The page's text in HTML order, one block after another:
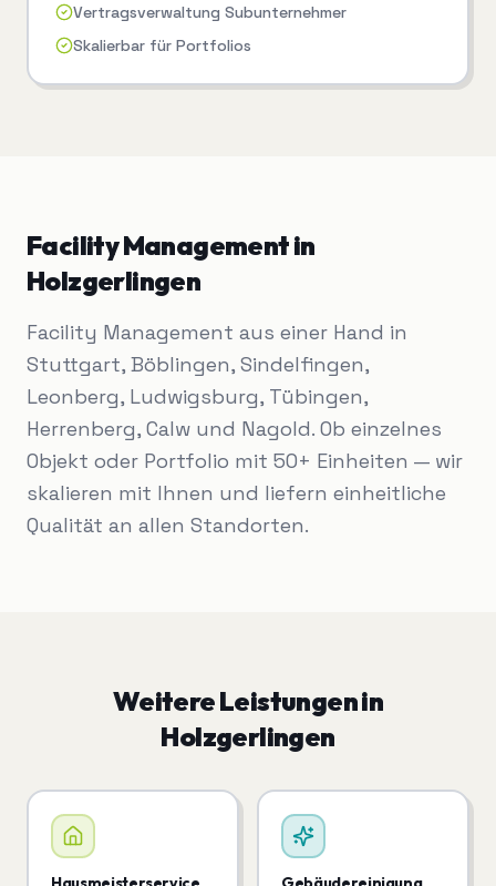
Vertragsverwaltung Subunternehmer
Skalierbar für Portfolios
Facility Managementin
Holzgerlingen
Facility Management aus einer Hand in
Stuttgart, Böblingen, Sindelfingen,
Leonberg, Ludwigsburg, Tübingen,
Herrenberg, Calw und Nagold. Ob einzelnes
Objekt oder Portfolio mit 50+ Einheiten — wir
skalieren mit Ihnen und liefern einheitliche
Qualität an allen Standorten.
Weitere Leistungen in
Holzgerlingen